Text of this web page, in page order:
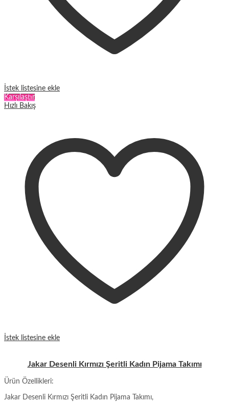
İstek listesine ekle
Karşılaştır
Hızlı Bakış
İstek listesine ekle
Jakar Desenli Kırmızı Şeritli Kadın Pijama Takımı
Ürün Özellikleri:
Jakar Desenli Kırmızı Şeritli Kadın Pijama Takımı,